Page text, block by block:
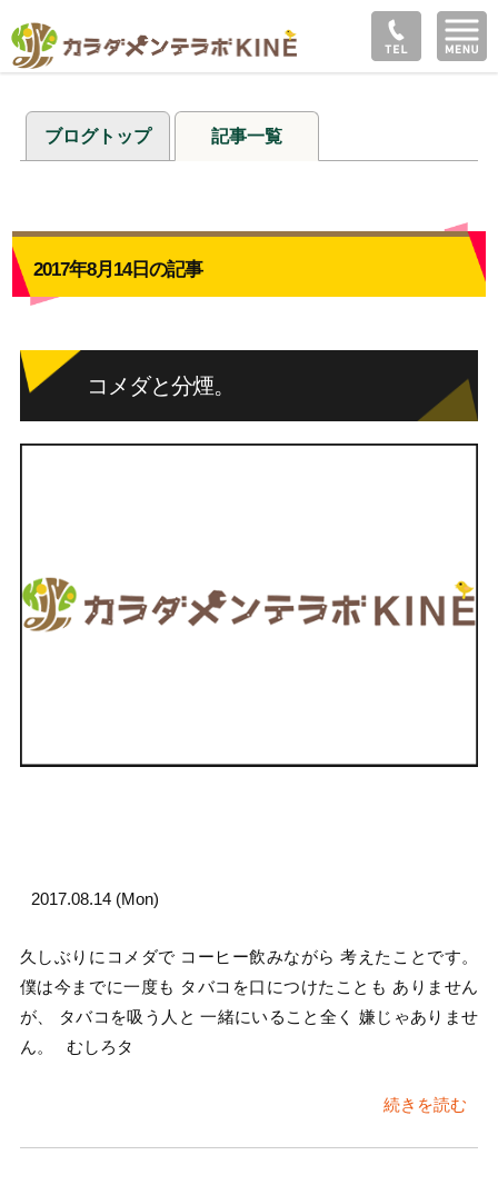
ブログトップ 記事一覧
2017年8月14日の記事
コメダと分煙。
2017.08.14 (Mon)
久しぶりにコメダで コーヒー飲みながら 考えたことです。
僕は今までに一度も タバコを口につけたことも ありません
が、 タバコを吸う人と 一緒にいること全く 嫌じゃありませ
ん。 むしろタ
続きを読む